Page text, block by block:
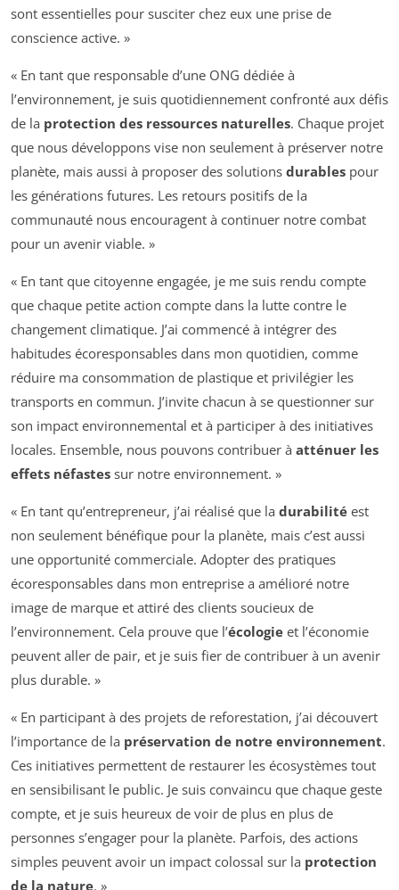
sont essentielles pour susciter chez eux une prise de
conscience active. »
« En tant que responsable d’une ONG dédiée à
l’environnement, je suis quotidiennement confronté aux défis
de la protection des ressources naturelles. Chaque projet
que nous développons vise non seulement à préserver notre
planète, mais aussi à proposer des solutions durables pour
les générations futures. Les retours positifs de la
communauté nous encouragent à continuer notre combat
pour un avenir viable. »
« En tant que citoyenne engagée, je me suis rendu compte
que chaque petite action compte dans la lutte contre le
changement climatique. J’ai commencé à intégrer des
habitudes écoresponsables dans mon quotidien, comme
réduire ma consommation de plastique et privilégier les
transports en commun. J’invite chacun à se questionner sur
son impact environnemental et à participer à des initiatives
locales. Ensemble, nous pouvons contribuer à atténuer les
effets néfastes sur notre environnement. »
« En tant qu’entrepreneur, j’ai réalisé que la durabilité est
non seulement bénéfique pour la planète, mais c’est aussi
une opportunité commerciale. Adopter des pratiques
écoresponsables dans mon entreprise a amélioré notre
image de marque et attiré des clients soucieux de
l’environnement. Cela prouve que l’écologie et l’économie
peuvent aller de pair, et je suis fier de contribuer à un avenir
plus durable. »
« En participant à des projets de reforestation, j’ai découvert
l’importance de la préservation de notre environnement.
Ces initiatives permettent de restaurer les écosystèmes tout
en sensibilisant le public. Je suis convaincu que chaque geste
compte, et je suis heureux de voir de plus en plus de
personnes s’engager pour la planète. Parfois, des actions
simples peuvent avoir un impact colossal sur la protection
de la nature. »